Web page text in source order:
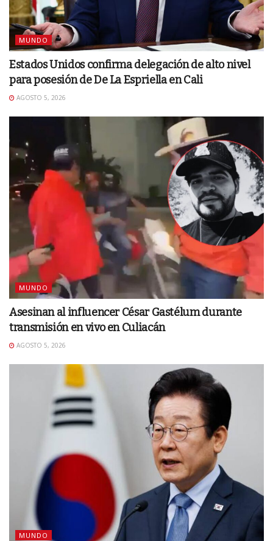
MUNDO
Estados Unidos confirma delegación de alto nivel
para posesión de De La Espriella en Cali
AGOSTO 5, 2026
MUNDO
Asesinan al influencer César Gastélum durante
transmisión en vivo en Culiacán
AGOSTO 5, 2026
MUNDO